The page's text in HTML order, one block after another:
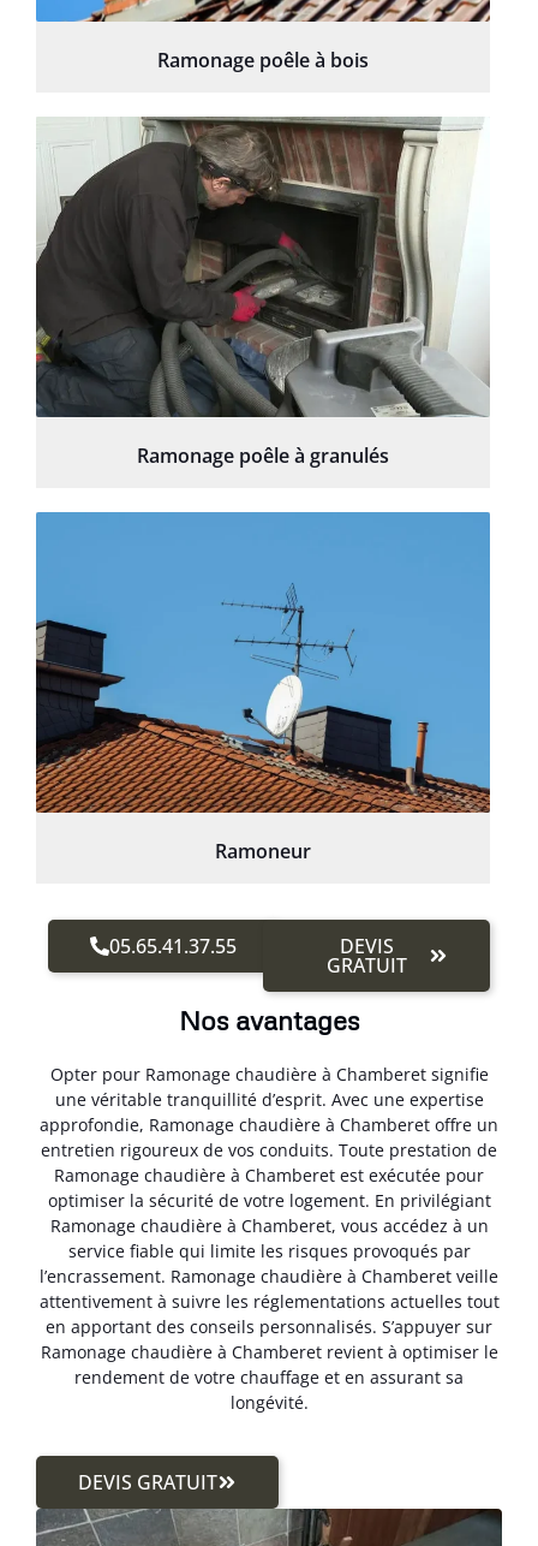
Ramonage poêle à bois
Ramonage poêle à granulés
Ramoneur
05.65.41.37.55 DEVIS
GRATUIT
Nos avantages
Opter pour Ramonage chaudière à Chamberet signifie
une véritable tranquillité d’esprit. Avec une expertise
approfondie, Ramonage chaudière à Chamberet offre un
entretien rigoureux de vos conduits. Toute prestation de
Ramonage chaudière à Chamberet est exécutée pour
optimiser la sécurité de votre logement. En privilégiant
Ramonage chaudière à Chamberet, vous accédez à un
service fiable qui limite les risques provoqués par
l’encrassement. Ramonage chaudière à Chamberet veille
attentivement à suivre les réglementations actuelles tout
en apportant des conseils personnalisés. S’appuyer sur
Ramonage chaudière à Chamberet revient à optimiser le
rendement de votre chauffage et en assurant sa
longévité.
DEVIS GRATUIT